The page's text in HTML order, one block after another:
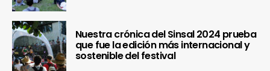
Nuestra crónica del Sinsal 2024 prueba
que fue la edición más internacional y
sostenible del festival